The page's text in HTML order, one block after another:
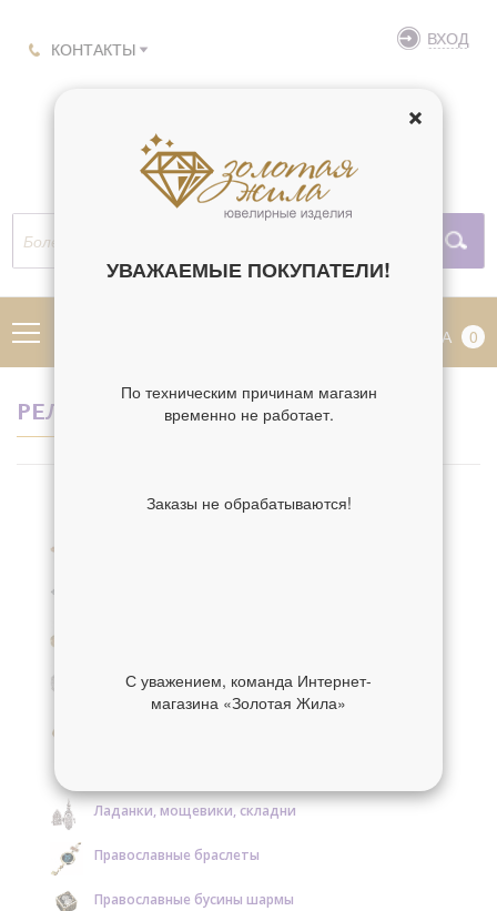
КОНТАКТЫ ВХОД
КОРЗИНА 0
РЕЛИГИЯ РАФАИЛА
Образки и нательные иконы серебряные
Ладанки, мощевики, складни
Православные браслеты
Православные бусины шармы
УВАЖАЕМЫЕ ПОКУПАТЕЛИ!
По техническим причинам магазин
временно не работает.
Заказы не обрабатываются!
С уважением, команда Интернет-
магазина «Золотая Жила»